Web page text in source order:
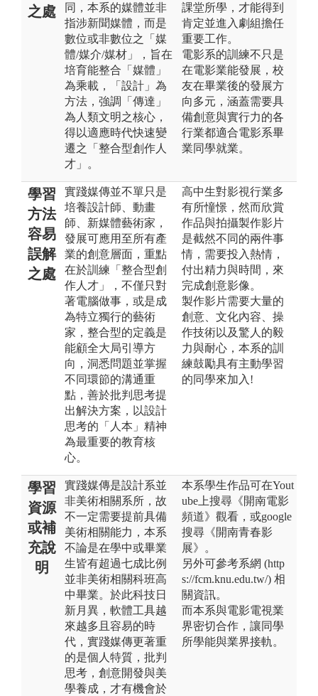
之處
同，本系的媒體並非
指涉新聞媒體，而是
數位或非數位之「媒
體/媒介/媒材」，旨在
培育能整合「媒體」
為乘載，「設計」為
方法，強調「傳達」
為人類文明之核心，
得以適應時代快速變
遷之「整合型創作人
才」。
課堂所學，才能得到
肯定並進入劇組擔任
重要工作。
電影系的訓練不只是
在電影業能發展，校
友在畢業後的發展方
向多元，涵蓋需要具
備創意與實行力的各
行業都適合電影系畢
業同學就業。
學習
方法
容易
誤解
之處
實踐媒傳並不單只是
培養設計師、動畫
師、新媒體藝術家，
發展可應用至所有產
業的創意層面，重點
在於訓練「整合型創
作人才」，不僅只對
著電腦做事，或是成
為特立獨行的藝術
家，整合型的定義是
能顧全大局引導方
向，洞悉問題並掌握
不同環節的溝通重
點，善於批判思考提
出解決方案，以設計
思考的「人本」精神
為最重要的教育核
心。
高中生對影視行業多
有所憧憬，然而欣賞
作品與拍攝製作影片
是截然不同的兩件事
情，需要投入熱情，
付出精力與時間，來
完成創意影像。
製作影片需要大量的
創意、文化內容、操
作技術以及驚人的毅
力與耐心，本系的訓
練鼓勵具有主動學習
的同學來加入!
學習
資源
或補
充說
明
實踐媒傳是設計系並
非美術相關系所，故
不一定需要提前具備
美術相關能力，本系
不論是在學中或畢業
生皆有超過七成比例
並非美術相關科班高
中畢業。於此科技日
新月異，軟體工具越
來越多且容易的時
代，實踐媒傳更著重
的是個人特質，批判
思考，創意開發與美
學養成，才有機會於
本系學生作品可在Yout
ube上搜尋《開南電影
頻道》觀看，或google
搜尋《開南青春影
展》。
另外可參考系網 (http
s://fcm.knu.edu.tw/) 相
關資訊。
而本系與電影電視業
界密切合作，讓同學
所學能與業界接軌。